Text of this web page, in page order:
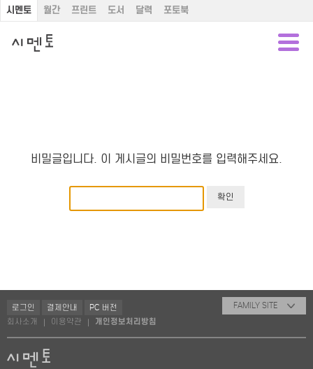
시멘토 월간 프린트 도서 달력 포토북
비밀글입니다. 이 게시글의 비밀번호를 입력해주세요.
로그인 결제안내
PC 버전
회사소개
이용약관 개인정보처리방침
FAMILY SITE